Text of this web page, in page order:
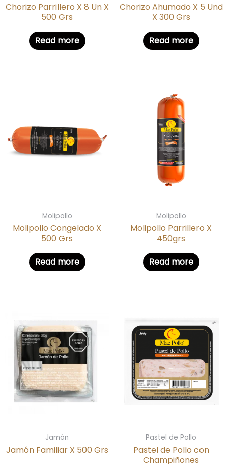
Chorizo Parrillero X 8 Un X
500 Grs
Read more
Chorizo Ahumado X 5 Und
X 300 Grs
Read more
Molipollo
Molipollo Congelado X
500 Grs
Read more
Molipollo
Molipollo Parrillero X
450grs
Read more
Jamón
Jamón Familiar X 500 Grs
Pastel de Pollo
Pastel de Pollo con
Champiñones